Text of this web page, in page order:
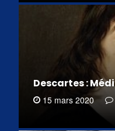
Descartes :
15 mars 2020